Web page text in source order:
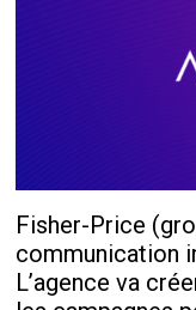
Fisher-Price
communication
L’agence va